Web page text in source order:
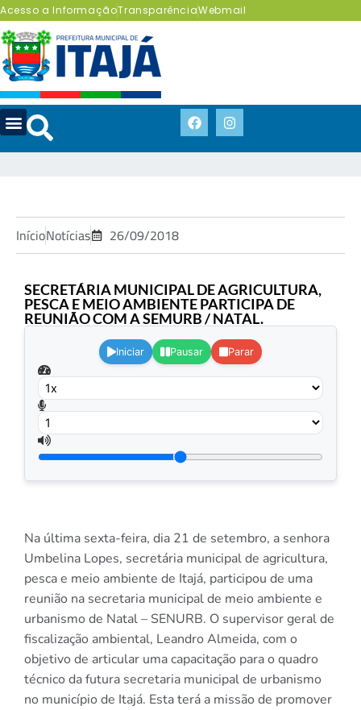
Acesso a InformaçãoTransparênciaWebmail
InícioNotícias 26/09/2018
SECRETÁRIA MUNICIPAL DE AGRICULTURA,
PESCA E MEIO AMBIENTE PARTICIPA DE
REUNIÃO COM A SEMURB / NATAL.
Iniciar Pausar Parar
Na última sexta-feira, dia 21 de setembro, a senhora
Umbelina Lopes, secretária municipal de agricultura,
pesca e meio ambiente de Itajá, participou de uma
reunião na secretaria municipal de meio ambiente e
urbanismo de Natal – SENURB. O supervisor geral de
fiscalização ambiental, Leandro Almeida, com o
objetivo de articular uma capacitação para o quadro
técnico da futura secretaria municipal de urbanismo
no município de Itajá. Esta terá a missão de promover